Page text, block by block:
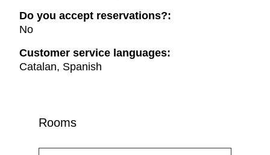
Do you accept reservations?:
No
Customer service languages:
Catalan, Spanish
Rooms